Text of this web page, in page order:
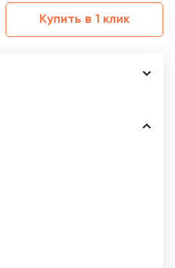
Купить в 1 клик